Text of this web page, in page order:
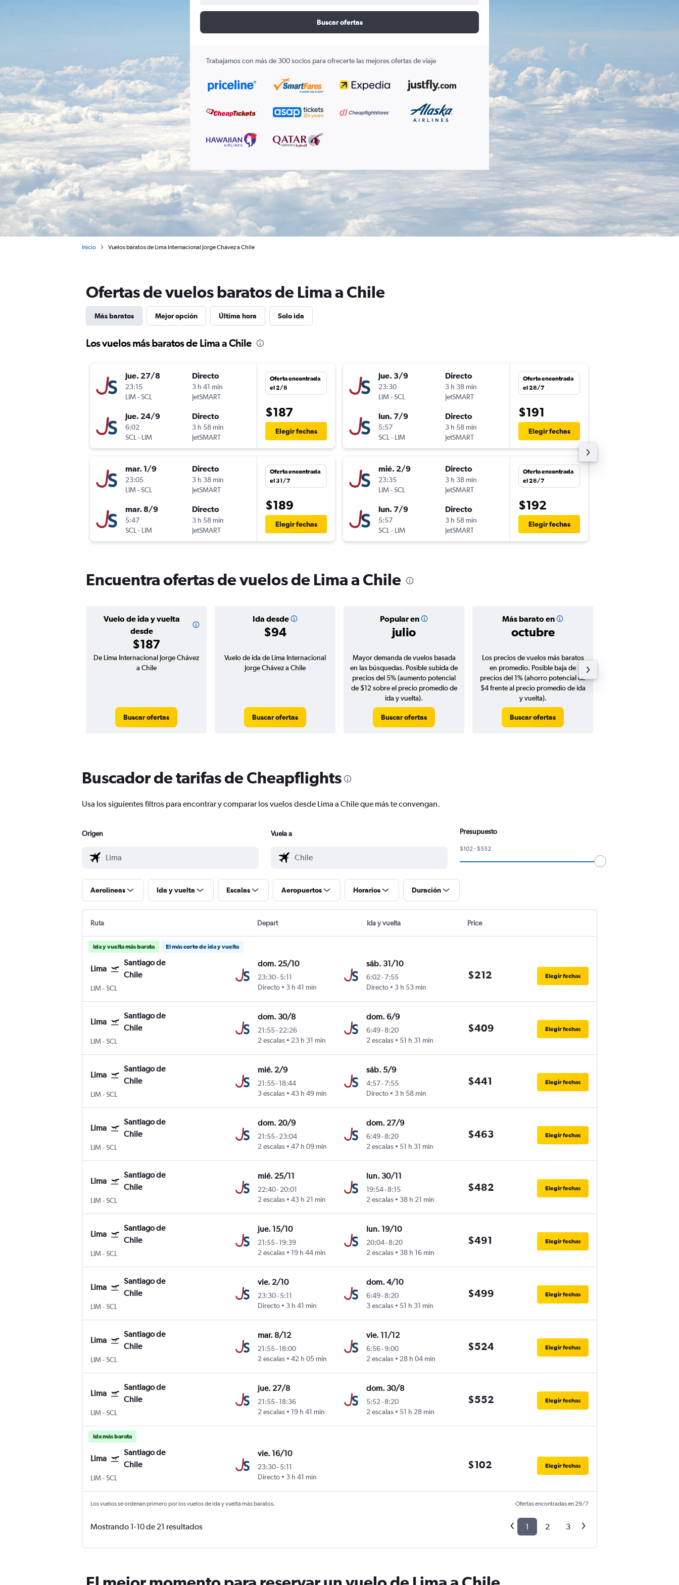
Buscar ofertas
Trabajamos con más de 300 socios para ofrecerte las mejores ofertas de viaje
Inicio Vuelos baratos de Lima Internacional Jorge Chávez a Chile
Ofertas de vuelos baratos de Lima a Chile
Más baratos Mejor opción Última hora Solo ida
Los vuelos más baratos de Lima a Chile
jue. 27/8
23:15
LIM-SCL
Directo
3 h 41 min
JetSMART
jue. 24/9
6:02
SCL- LIM
Directo
3 h 58 min
JetSMART
Oferta encontrada
el 2/8
$187
Elegir fechas
mar. 1/9
23:05
LIM-SCL
Directo
3 h 38 min
JetSMART
mar. 8/9
5:47
SCL- LIM
Directo
3 h 58 min
JetSMART
Oferta encontrada
el 31/7
$189
Elegir fechas
jue. 3/9
23:30
LIM-SCL
Directo
3 h 38 min
JetSMART
lun. 7/9
5:57
SCL- LIM
Directo
3 h 58 min
JetSMART
Oferta encontrada
el 28/7
$191
Elegir fechas
mié. 2/9
23:35
LIM-SCL
Directo
3 h 38 min
JetSMART
lun. 7/9
5:57
SCL- LIM
Directo
3 h 58 min
JetSMART
Oferta encontrada
el 28/7
$192
Elegir fechas
Encuentra ofertas de vuelos de Lima a Chile
Vuelo de ida y vuelta
desde
$187
Ida desde
$94
Popular en
julio
Más barato en
octubre
De Lima Internacional Jorge Chávez
a Chile
Buscar ofertas
Vuelo de ida de Lima Internacional
Jorge Chávez a Chile
Buscar ofertas
Mayor demanda de vuelos basada
en las búsquedas. Posible subida de
precios del 5% (aumento potencial
de $12 sobre el precio promedio de
ida y vuelta).
Buscar ofertas
Los precios de vuelos más baratos
en promedio. Posible baja de
precios del 1% (ahorro potencial de
$4 frente al precio promedio de ida
y vuelta).
Buscar ofertas
Buscador de tarifas de Cheapflights
Usa los siguientes filtros para encontrar y comparar los vuelos desde Lima a Chile que más te convengan.
Origen Vuela a Presupuesto
$102 - $552
Aerolíneas Ida y vuelta Escalas Aeropuertos Horarios Duración
Ruta Depart Ida y vuelta Price
Ida y vuelta más barata El más corto de ida y vuelta
Lima
Santiago de
Chile
LIM-SCL
dom. 25/10
23:30-5:11
Directo
3 h 41 min
sáb. 31/10
6:02-7:55
Directo
3 h 53 min
$212 Elegir fechas
Lima
Santiago de
Chile
LIM-SCL
dom. 30/8
21:55-22:26
2 escalas
23 h 31 min
dom. 6/9
6:49-8:20
2 escalas
51 h 31 min
$409 Elegir fechas
Lima
Santiago de
Chile
LIM-SCL
mié. 2/9
21:55-18:44
3 escalas
43 h 49 min
sáb. 5/9
4:57-7:55
Directo
3 h 58 min
$441 Elegir fechas
Lima
Santiago de
Chile
LIM-SCL
dom. 20/9
21:55-23:04
2 escalas
47 h 09 min
dom. 27/9
6:49-8:20
2 escalas
51 h 31 min
$463 Elegir fechas
Lima
Santiago de
Chile
LIM-SCL
mié. 25/11
22:40-20:01
2 escalas
43 h 21 min
lun. 30/11
19:54-8:15
2 escalas
38 h 21 min
$482 Elegir fechas
Lima
Santiago de
Chile
LIM-SCL
jue. 15/10
21:55-19:39
2 escalas
19 h 44 min
lun. 19/10
20:04-8:20
2 escalas
38 h 16 min
$491 Elegir fechas
Lima
Santiago de
Chile
LIM-SCL
vie. 2/10
23:30-5:11
Directo
3 h 41 min
dom. 4/10
6:49-8:20
3 escalas
51 h 31 min
$499 Elegir fechas
Lima
Santiago de
Chile
LIM-SCL
mar. 8/12
21:55-18:00
2 escalas
42 h 05 min
vie. 11/12
6:56-9:00
2 escalas
28 h 04 min
$524 Elegir fechas
Lima
Santiago de
Chile
LIM-SCL
jue. 27/8
21:55-18:36
2 escalas
19 h 41 min
dom. 30/8
5:52-8:20
2 escalas
51 h 28 min
$552 Elegir fechas
Ida más barata
Lima
Santiago de
Chile
LIM-SCL
vie. 16/10
23:30-5:11
Directo
3 h 41 min
$102 Elegir fechas
Los vuelos se ordenan primero por los vuelos de ida y vuelta más baratos. Ofertas encontradas en 29/7
Mostrando 1-10 de 21 resultados 1 2 3